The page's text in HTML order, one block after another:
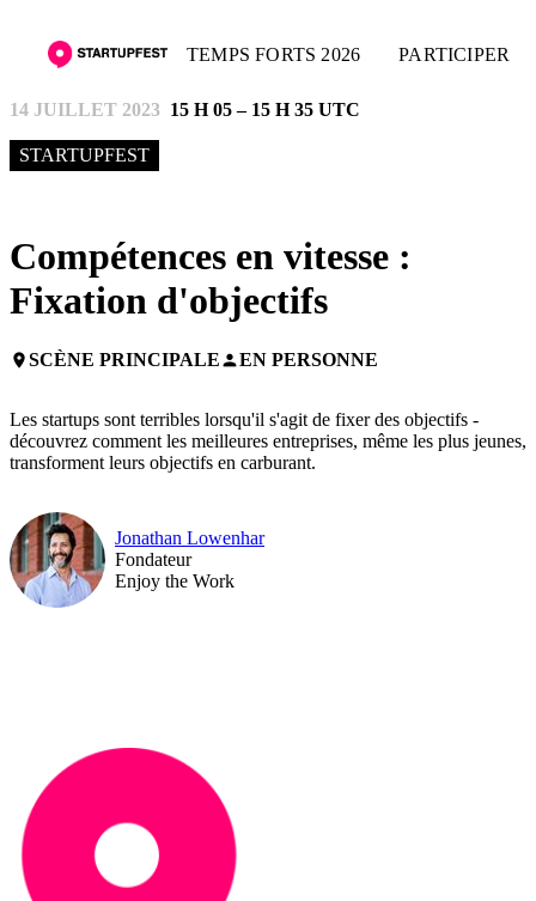
TEMPS FORTS 2026 PARTICIPER
14 JUILLET 2023 15 H 05 – 15 H 35 UTC
STARTUPFEST
Compétences en vitesse :
Fixation d'objectifs
placeSCÈNE PRINCIPALEpersonEN PERSONNE
Les startups sont terribles lorsqu'il s'agit de fixer des objectifs -
découvrez comment les meilleures entreprises, même les plus jeunes,
transforment leurs objectifs en carburant.
Jonathan Lowenhar
Fondateur
Enjoy the Work